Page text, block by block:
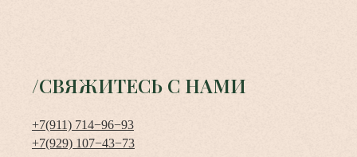
/СВЯЖИТЕСЬ С НАМИ
+7(911) 714−96−93
+7(929) 107−43−73